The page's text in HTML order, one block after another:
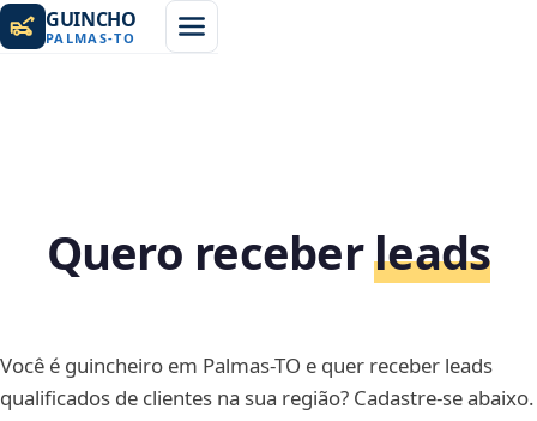
GUINCHO
PALMAS-TO
Quero receberleads
Você é guincheiro em Palmas-TO e quer receber leads
qualificados de clientes na sua região? Cadastre-se abaixo.